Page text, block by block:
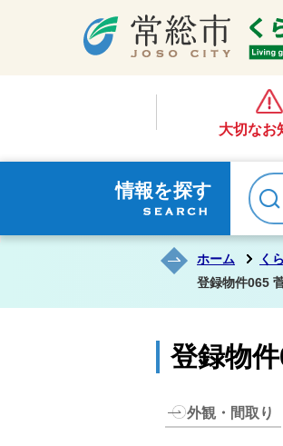
大切なお
情報を探す
ホーム く
登録物件065
登録物件
外観・間取り